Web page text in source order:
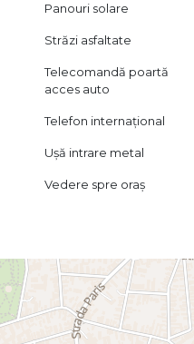
Panouri solare
Străzi asfaltate
Telecomandă poartă
acces auto
Telefon internațional
Ușă intrare metal
Vedere spre oraș